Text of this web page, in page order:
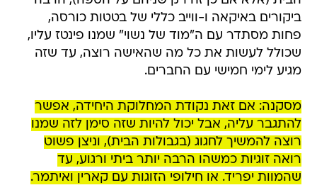
ביקורים באיקאה ו-ווייב כללי של בטטות כורסה,
פחות מסתדר עם ה"מוד של נשוי" שמנו פינטז עליו,
שכולל לעשות את כל מה שהאישה רוצה, עד שזה
מגיע לימי חמישי עם החברים.
מסקנה: אם זאת נקודת המחלוקת היחידה, אפשר
להתגבר עליה, אבל יכול להיות שזה סימן לזה שמנו
רוצה להמשיך לחגוג (בגבולות הבית), וניצן פשוט
רואה זוגיות כמשהו הרבה יותר ביתי ורגוע, עד
שהמוות יפריד. או חילופי הזוגות עם קארין ואיתמר.